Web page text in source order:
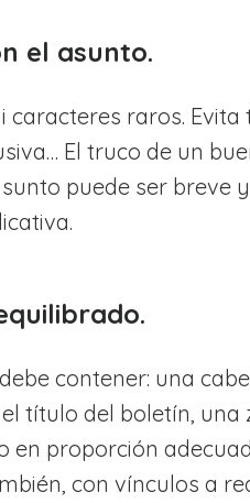
el asunto.
caracteres raros.
El truco de un
puede ser breve
contener: una
título del boletín,
en proporción
con vínculos a